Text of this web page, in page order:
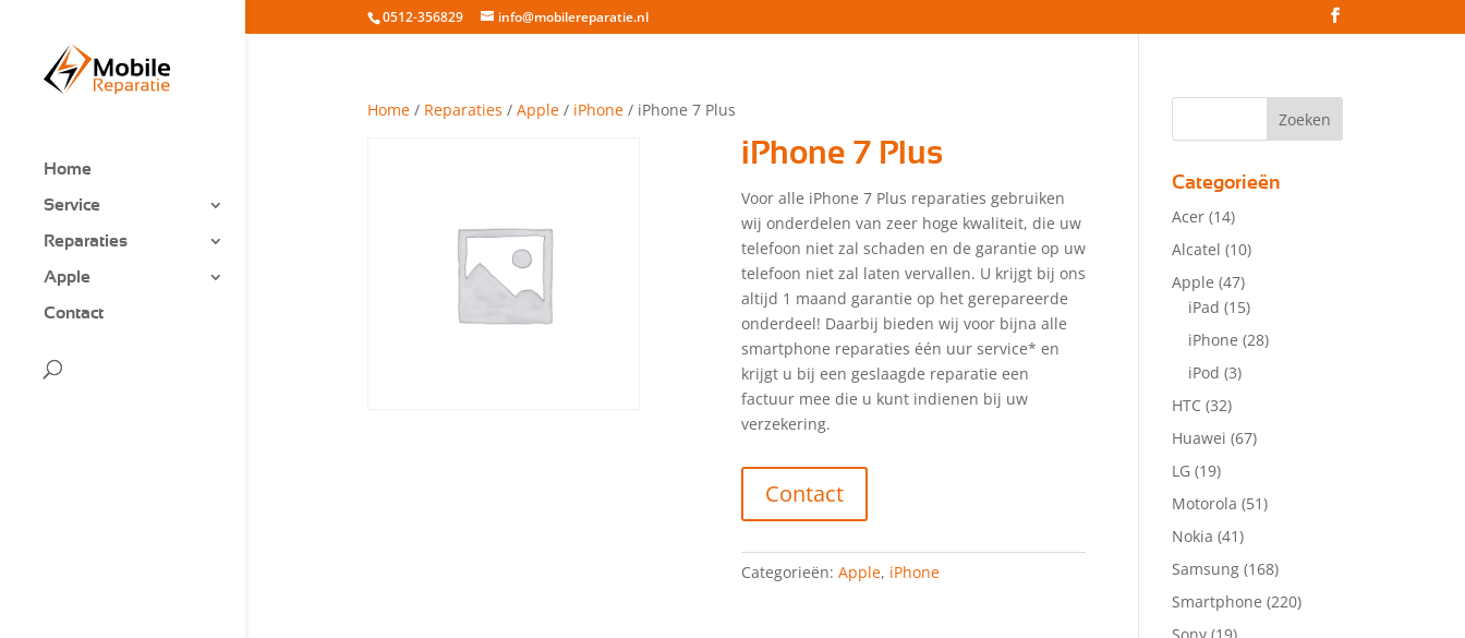
0512-356829 info@mobilereparatie.nl
Home
Service
Reparaties
Apple
Contact
Home/ Reparaties / Apple/ iPhone/ iPhone 7 Plus
iPhone 7 Plus
Voor alle iPhone 7 Plus reparaties gebruiken
wij onderdelen van zeer hoge kwaliteit, die uw
telefoon niet zal schaden en de garantie op uw
telefoon niet zal laten vervallen. U krijgt bij ons
altijd 1 maand garantie op het gerepareerde
onderdeel! Daarbij bieden wij voor bijna alle
smartphone reparaties één uur service* en
krijgt u bij een geslaagde reparatie een
factuur mee die u kunt indienen bij uw
verzekering.
Contact
Categorieën: Apple, iPhone
Categorieën
Acer (14)
Alcatel (10)
Apple (47)
iPad (15)
iPhone (28)
iPod (3)
HTC (32)
Huawei (67)
LG (19)
Motorola (51)
Nokia (41)
Samsung (168)
Smartphone (220)